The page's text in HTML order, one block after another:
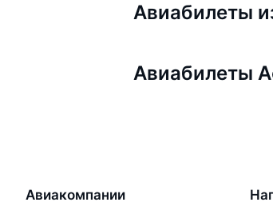
Авиабилеты
Авиабилеты
Авиакомпании